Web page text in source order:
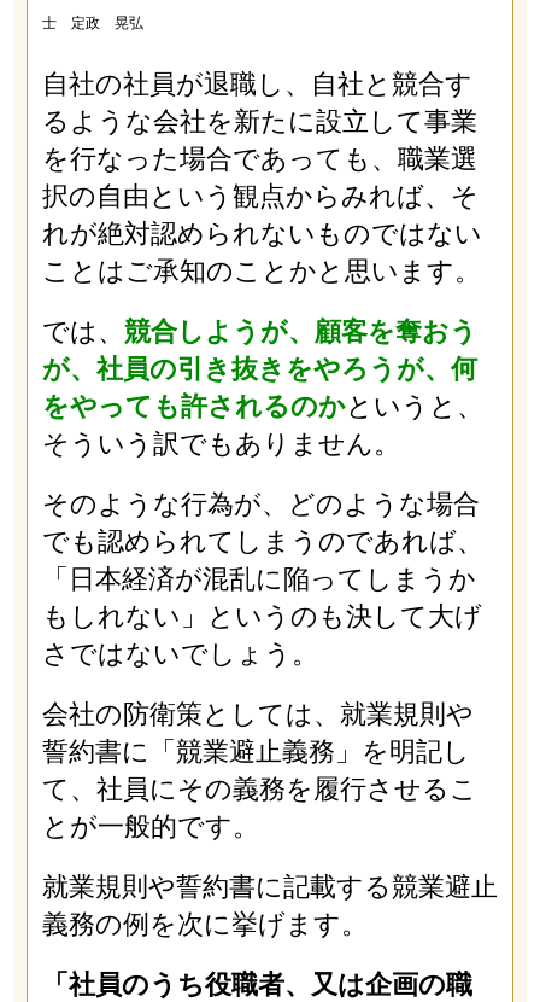
士 定政 晃弘
自社の社員が退職し、自社と競合す
るような会社を新たに設立して事業
を行なった場合であっても、職業選
択の自由という観点からみれば、そ
れが絶対認められないものではない
ことはご承知のことかと思います。
では、 競合しようが、顧客を奪おう
が、社員の引き抜きをやろうが、何
をやっても許されるのかというと、
そういう訳でもありません。
そのような行為が、どのような場合
でも認められてしまうのであれば、
「日本経済が混乱に陥ってしまうか
もしれない」というのも決して大げ
さではないでしょう。
会社の防衛策としては、就業規則や
誓約書に「競業避止義務」を明記し
て、社員にその義務を履行させるこ
とが一般的です。
就業規則や誓約書に記載する競業避止
義務の例を次に挙げます。
「社員のうち役職者、又は企画の職